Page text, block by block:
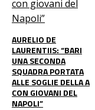
AURELIO DE
LAURENTIIS: “BARI
UNA SECONDA
SQUADRA PORTATA
ALLE SOGLIE DELLA A
CON GIOVANI DEL
NAPOLI”